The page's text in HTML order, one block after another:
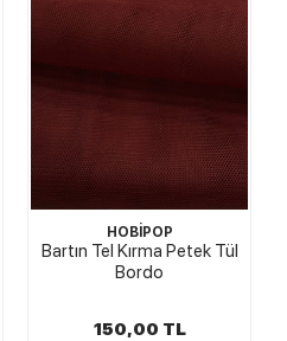
HOBİPOP
Bartın Tel Kırma Petek Tül
Bordo
150,00 TL